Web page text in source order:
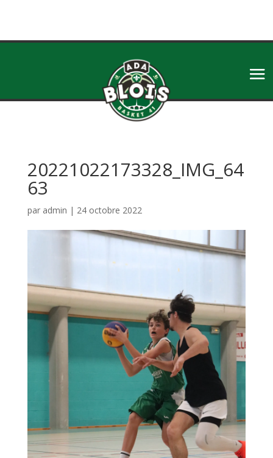
20221022173328_IMG_64
63
par admin | 24 octobre 2022